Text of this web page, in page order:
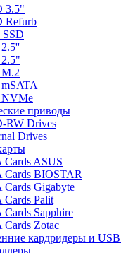
3.5"
Refurb
SSD
NVMe
приводы
RW Drives
Drives
Cards ASUS
Cards BIOSTAR
Cards Gigabyte
Cards Palit
Sapphire
Cards Zotac
кардридеры и